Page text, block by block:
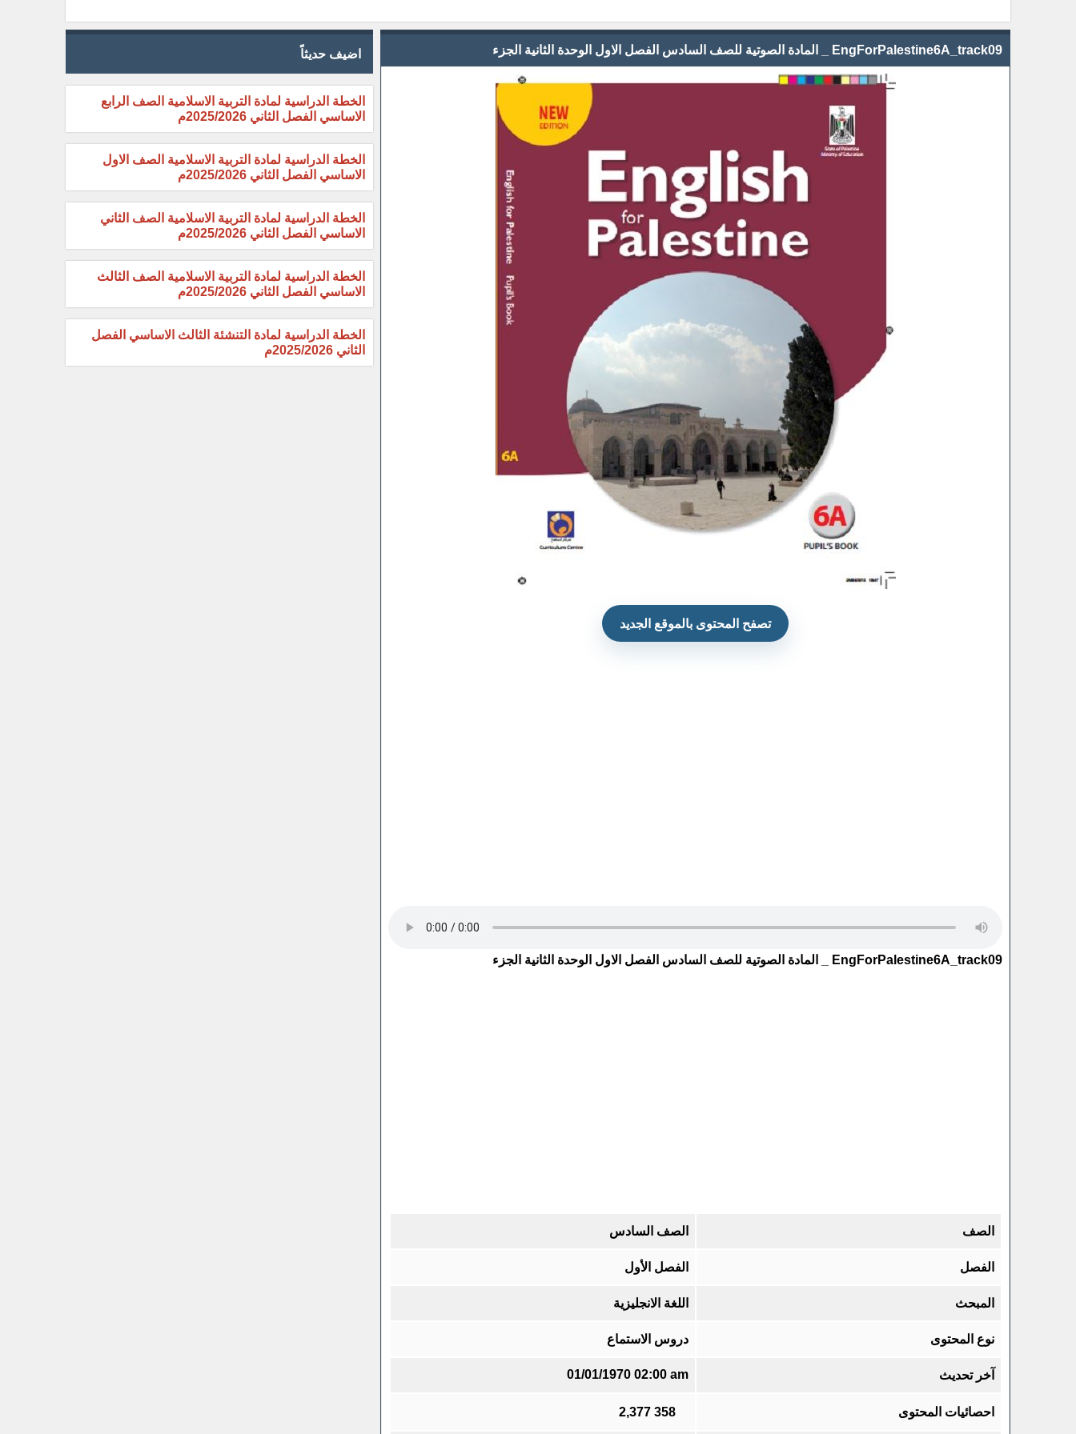
EngForPalestine6A_track09 _ المادة الصوتية للصف السادس الفصل الاول الوحدة الثانية الجزء
تصفح المحتوى بالموقع الجديد
EngForPalestine6A_track09 _ المادة الصوتية للصف السادس الفصل الاول الوحدة الثانية الجزء
الصف الصف السادس
الفصل الفصل الأول
المبحث اللغة الانجليزية
نوع المحتوى دروس الاستماع
آخر تحديث 01/01/1970 02:00 am
احصائيات المحتوى 358
2,377
اضيف حديثاً
الخطة الدراسية لمادة التربية الاسلامية الصف الرابع
الاساسي الفصل الثاني 2025/2026م
الخطة الدراسية لمادة التربية الاسلامية الصف الاول
الاساسي الفصل الثاني 2025/2026م
الخطة الدراسية لمادة التربية الاسلامية الصف الثاني
الاساسي الفصل الثاني 2025/2026م
الخطة الدراسية لمادة التربية الاسلامية الصف الثالث
الاساسي الفصل الثاني 2025/2026م
الخطة الدراسية لمادة التنشئة الثالث الاساسي الفصل
الثاني 2025/2026م